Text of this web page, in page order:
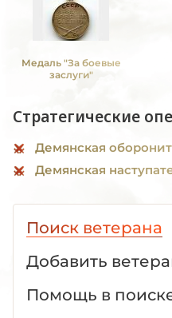
Медаль "За боевые
заслуги"
Стратегические
Демянская
Демянская
Поиск ветерана
Добавить
Помощь в